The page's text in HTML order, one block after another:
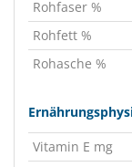
Rohfaser %
Rohfett %
Rohasche %
Vitamin E mg